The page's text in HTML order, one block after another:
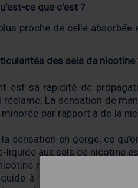
ce que c'est ?
proche de celle
des sels de nicotine
est sa rapidité de
La sensation de
par rapport à de la
la sensation en gorge, ce
liquide aux sels de nicotine
ne dénature pas les
à 0 mg/ml sont